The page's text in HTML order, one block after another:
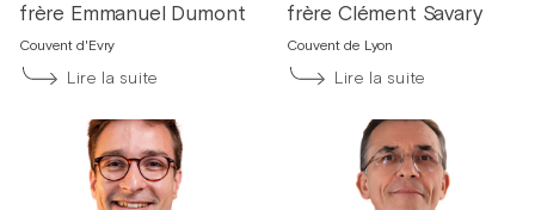
frère Emmanuel Dumont
Couvent d'Evry
Lire la suite
frère Clément Savary
Couvent de Lyon
Lire la suite